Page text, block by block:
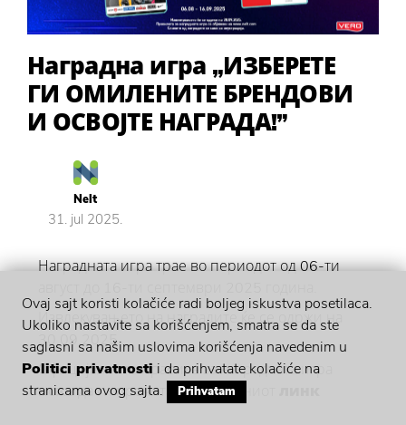
Наградна игра „ИЗБЕРЕТЕ
ГИ ОМИЛЕНИТЕ БРЕНДОВИ
И ОСВОЈТЕ НАГРАДА!”
Nelt
31. jul 2025.
Наградната игра трае во периодот од 06-ти
Извлекувањето на наградите ќе се одржи на
30.09.2025.
Официјалните правила за наградната игра
може да ги прочитате на следниот
Ovaj sajt koristi kolačiće radi boljeg iskustva posetilaca.
Ukoliko nastavite sa korišćenjem, smatra se da ste
saglasni sa našim uslovima korišćenja navedenim u
Politici privatnosti i da prihvatate kolačiće na
stranicama ovog sajta.
Prihvatam